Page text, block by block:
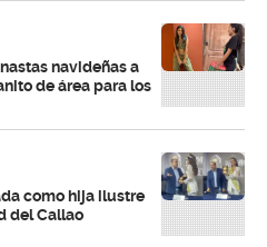
navideñas a
de área para los
como hija ilustre
del Callao